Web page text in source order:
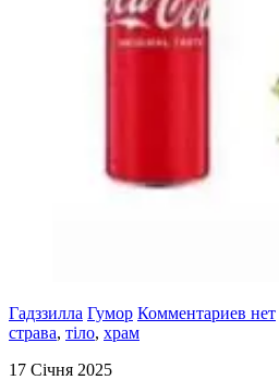
Гадззилла Гумор Комментариев нет
страва, тіло, храм
17 Січня 2025